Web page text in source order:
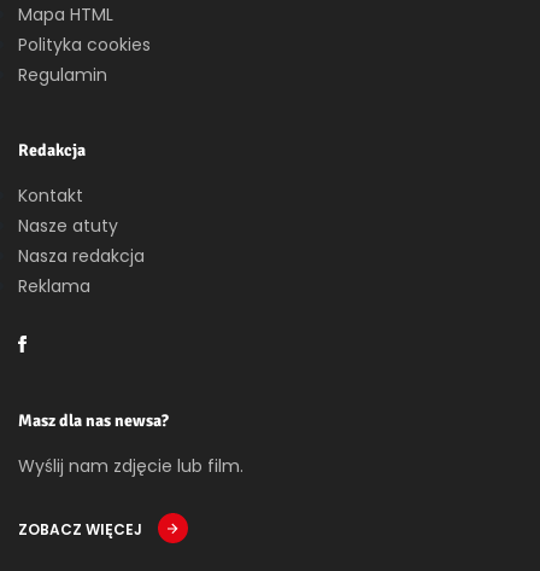
Mapa HTML
Polityka cookies
Regulamin
Redakcja
Kontakt
Nasze atuty
Nasza redakcja
Reklama
Masz dla nas newsa?
Wyślij nam zdjęcie lub film.
ZOBACZ WIĘCEJ